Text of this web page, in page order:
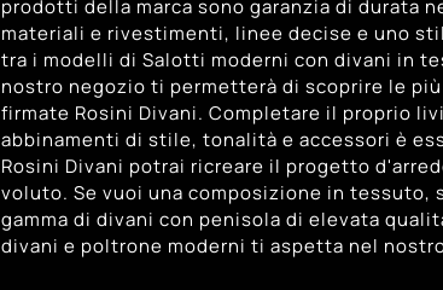
prodotti della marca sono garanzia di durata
materiali e rivestimenti, linee decise e uno
tra i modelli di Salotti moderni con divani in
nostro negozio ti permetterà di scoprire le
firmate Rosini Divani. Completare il proprio
abbinamenti di stile, tonalità e accessori è
Rosini Divani potrai ricreare il progetto
voluto. Se vuoi una composizione in tessuto,
gamma di divani con penisola di elevata
divani e poltrone moderni ti aspetta nel